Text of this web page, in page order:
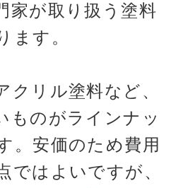
家が取り扱う塗料
ます。
クリル塗料など、
ものがラインナッ
。安価のため費用
ではよいですが、